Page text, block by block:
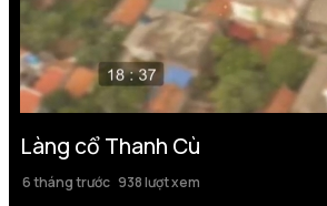
Làng cổ Thanh Cù
6 tháng trước 938 lượt xem